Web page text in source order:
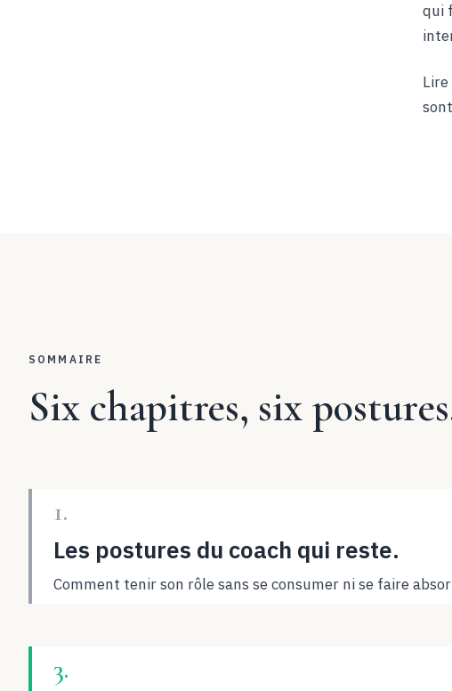
qui
SOMMAIRE
Six chapitres, six
1.
Les postures du coach qui reste.
Comment tenir son rôle sans se consumer ni se faire
3.